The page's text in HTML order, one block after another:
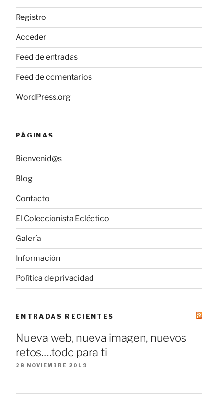
Registro
Acceder
Feed de entradas
Feed de comentarios
WordPress.org
PÁGINAS
Bienvenid@s
Blog
Contacto
El Coleccionista Ecléctico
Galería
Información
Política de privacidad
ENTRADAS RECIENTES
Nueva web, nueva imagen, nuevos
retos….todo para ti
28 NOVIEMBRE 2019